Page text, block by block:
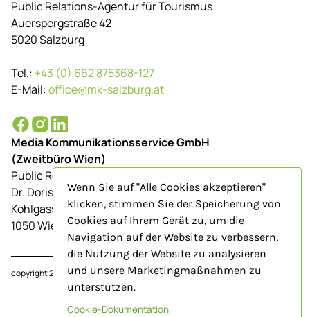
Public Relations-Agentur für Tourismus
Auerspergstraße 42
5020 Salzburg
Tel.: +43 (0) 662 875368-127
E-Mail:office@mk-salzburg.at
Media Kommunikationsservice GmbH
(Zweitbüro Wien)
Public Relations-Agentur für Tourismus
Dr. Doris Schenkenfelder
Kohlgasse 9/Top 23
1050 Wien
copyright 2024www.mk-salzburg.at
Wenn Sie auf "Alle Cookies akzeptieren"
klicken, stimmen Sie der Speicherung von
Cookies auf Ihrem Gerät zu, um die
Navigation auf der Website zu verbessern,
die Nutzung der Website zu analysieren
und unsere Marketingmaßnahmen zu
unterstützen.
Cookie-Dokumentation